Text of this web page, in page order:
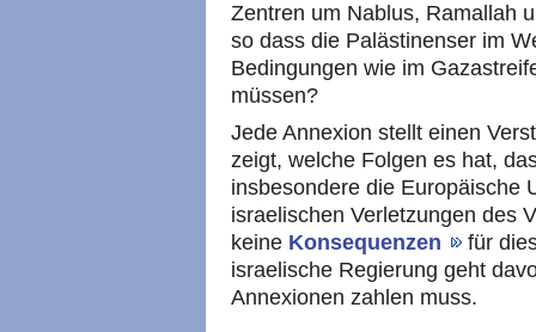
Zentren um Nablus, Ramallah
so dass die Palästinenser im
Bedingungen wie im
müssen?
Jede Annexion stellt einen
zeigt, welche Folgen es hat,
insbesondere die Europäische
israelischen Verletzungen des
keine Konsequenzen
für
israelische Regierung geht
Annexionen zahlen muss.